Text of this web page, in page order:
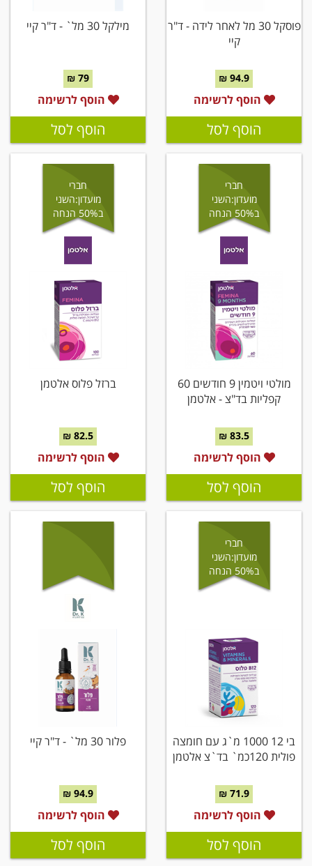
פוסקל 30 מל לאחר לידה - ד"ר
קיי
94.9 ₪
הוסף לרשימה
הוסף לסל
מילקל 30 מל` - ד"ר קיי
79 ₪
הוסף לרשימה
הוסף לסל
חברי
מועדון:השני
ב50% הנחה
מולטי ויטמין 9 חודשים 60
קפליות בד"צ - אלטמן
83.5 ₪
הוסף לרשימה
הוסף לסל
חברי
מועדון:השני
ב50% הנחה
ברזל פלוס אלטמן
82.5 ₪
הוסף לרשימה
הוסף לסל
חברי
מועדון:השני
ב50% הנחה
בי 12 1000 מ`ג עם חומצה
פולית 120כמ` בד`צ אלטמן
71.9 ₪
הוסף לרשימה
הוסף לסל
פלור 30 מל` - ד"ר קיי
94.9 ₪
הוסף לרשימה
הוסף לסל